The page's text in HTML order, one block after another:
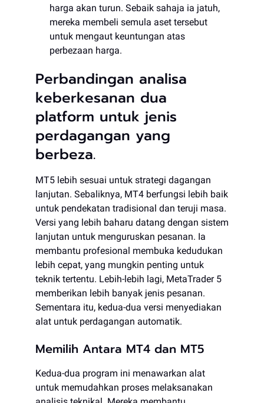
harga akan turun. Sebaik sahaja ia jatuh,
mereka membeli semula aset tersebut
untuk mengaut keuntungan atas
perbezaan harga.
Perbandingan analisa
keberkesanan dua
platform untuk jenis
perdagangan yang
berbeza.
MT5 lebih sesuai untuk strategi dagangan
lanjutan. Sebaliknya, MT4 berfungsi lebih baik
untuk pendekatan tradisional dan teruji masa.
Versi yang lebih baharu datang dengan sistem
lanjutan untuk menguruskan pesanan. Ia
membantu profesional membuka kedudukan
lebih cepat, yang mungkin penting untuk
teknik tertentu. Lebih-lebih lagi, MetaTrader 5
memberikan lebih banyak jenis pesanan.
Sementara itu, kedua-dua versi menyediakan
alat untuk perdagangan automatik.
Memilih Antara MT4 dan MT5
Kedua-dua program ini menawarkan alat
untuk memudahkan proses melaksanakan